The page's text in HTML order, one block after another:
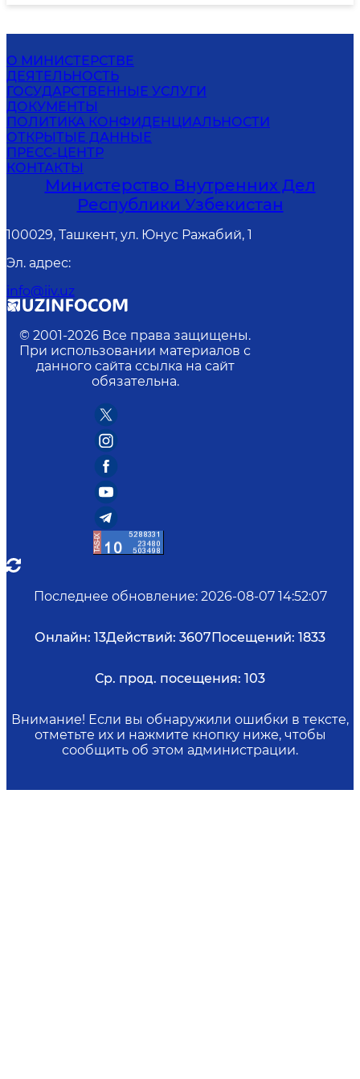
О МИНИСТЕРСТВЕ
ДЕЯТЕЛЬНОСТЬ
ГОСУДАРСТВЕННЫЕ УСЛУГИ
ДОКУМЕНТЫ
ПОЛИТИКА КОНФИДЕНЦИАЛЬНОСТИ
ОТКРЫТЫЕ ДАННЫЕ
ПРЕСС-ЦЕНТР
КОНТАКТЫ
Министерство Внутренних Дел
Республики Узбекистан
100029, Ташкент, ул. Юнус Ражабий, 1
Эл. адрес:
info@iiv.uz
© 2001-2026 Все права защищены.
При использовании материалов с
данного сайта ссылка на сайт
обязательна.
Последнее обновление: 2026-08-07 14:52:07
Онлайн: 13Действий: 3607Посещений: 1833
Ср. прод. посещения: 103
Внимание! Если вы обнаружили ошибки в тексте,
отметьте их и нажмите кнопку ниже, чтобы
сообщить об этом администрации.